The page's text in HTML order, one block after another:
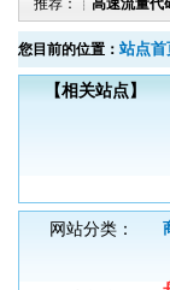
推荐：┊ 高速流量代
您目前的位置： 站点首
【相关站点】
网站分类：